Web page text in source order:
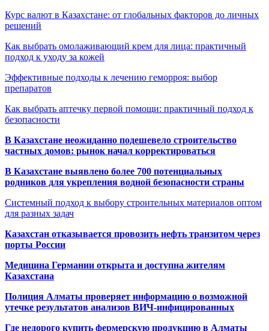
Курс валют в Казахстане: от глобальных факторов до личных
решений
Как выбрать омолаживающий крем для лица: практичный
подход к уходу за кожей
Эффективные подходы к лечению геморроя: выбор
препаратов
Как выбрать аптечку первой помощи: практичный подход к
безопасности
В Казахстане неожиданно подешевело строительство
частных домов: рынок начал корректироваться
В Казахстане выявлено более 700 потенциальных
родников для укрепления водной безопасности страны
Системный подход к выбору строительных материалов оптом
для разных задач
Казахстан отказывается провозить нефть транзитом через
порты России
Медицина Германии открыта и доступна жителям
Казахстана
Полиция Алматы проверяет информацию о возможной
утечке результатов анализов ВИЧ-инфицированных
Где недорого купить фермерскую продукцию в Алматы